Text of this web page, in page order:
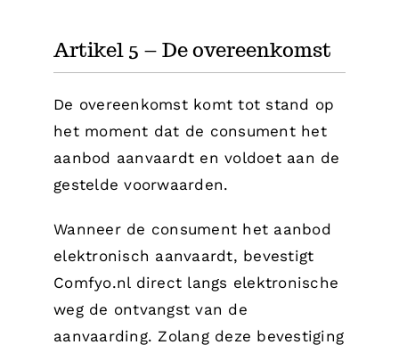
Artikel 5 – De overeenkomst
De overeenkomst komt tot stand op
het moment dat de consument het
aanbod aanvaardt en voldoet aan de
gestelde voorwaarden.
Wanneer de consument het aanbod
elektronisch aanvaardt, bevestigt
Comfyo.nl direct langs elektronische
weg de ontvangst van de
aanvaarding. Zolang deze bevestiging